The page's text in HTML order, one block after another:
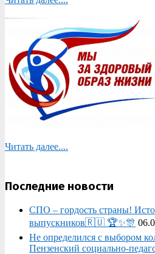
Читать далее....
Последние новости
СПО – гордость страны!
выпускников🇷🇺 🏆✨🎊
Не определился с выбором
Пензенский социально-